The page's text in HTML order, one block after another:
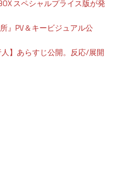
スペシャルプライス版が発
』PV＆キービジュアル公
人】あらすじ公開。反応/展開